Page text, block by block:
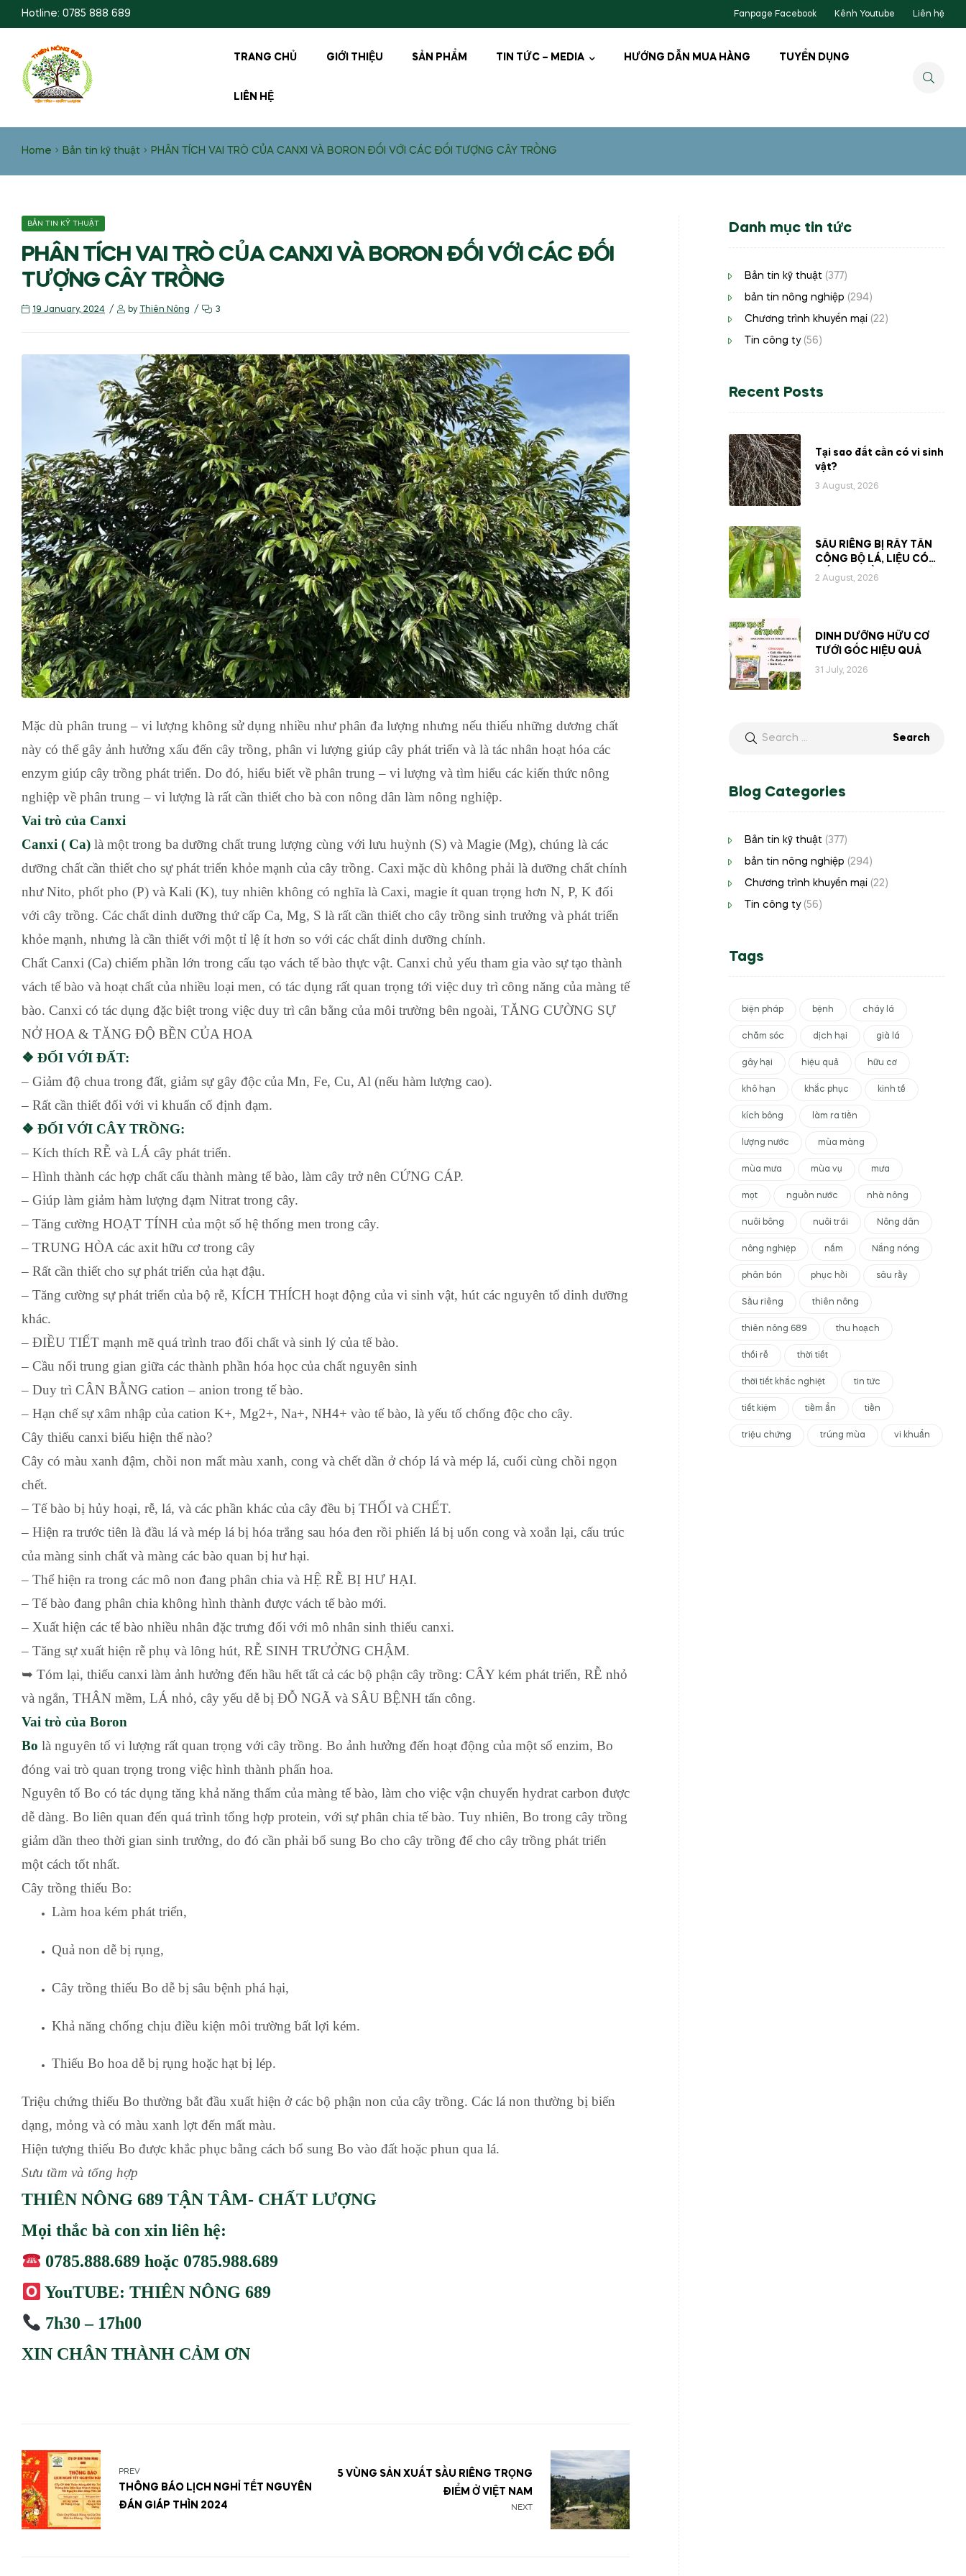
Hotline: 0785 888 689 Fanpage Facebook Kênh Youtube Liên hệ
TRANG CHỦ GIỚI THIỆU SẢN PHẨM TIN TỨC – MEDIA HƯỚNG DẪN MUA HÀNG TUYỂN DỤNG
LIÊN HỆ
Home Bản tin kỹ thuật PHÂN TÍCH VAI TRÒ CỦA CANXI VÀ BORON ĐỐI VỚI CÁC ĐỐI TƯỢNG CÂY TRỒNG
BẢN TIN KỸ THUẬT
PHÂN TÍCH VAI TRÒ CỦA CANXI VÀ BORON ĐỐI VỚI CÁC ĐỐI
TƯỢNG CÂY TRỒNG
19 January, 2024 by Thiên Nông 3
Mặc dù phân trung – vi lượng không sử dụng nhiều như phân đa lượng nhưng nếu thiếu những dương chất
này có thể gây ảnh hưởng xấu đến cây trồng, phân vi lượng giúp cây phát triển và là tác nhân hoạt hóa các
enzym giúp cây trồng phát triển. Do đó, hiểu biết về phân trung – vi lượng và tìm hiểu các kiến thức nông
nghiệp về phân trung – vi lượng là rất cần thiết cho bà con nông dân làm nông nghiệp.
Vai trò của Canxi
Canxi ( Ca) là một trong ba dưỡng chất trung lượng cùng với lưu huỳnh (S) và Magie (Mg), chúng là các
dưỡng chất cần thiết cho sự phát triển khỏe mạnh của cây trồng. Caxi mặc dù không phải là dưỡng chất chính
như Nito, phốt pho (P) và Kali (K), tuy nhiên không có nghĩa là Caxi, magie ít quan trọng hơn N, P, K đối
với cây trồng. Các chất dinh dưỡng thứ cấp Ca, Mg, S là rất cần thiết cho cây trồng sinh trưởng và phát triển
khỏe mạnh, nhưng là cần thiết với một tỉ lệ ít hơn so với các chất dinh dưỡng chính.
Chất Canxi (Ca) chiếm phần lớn trong cấu tạo vách tế bào thực vật. Canxi chủ yếu tham gia vào sự tạo thành
vách tế bào và hoạt chất của nhiều loại men, có tác dụng rất quan trọng tới việc duy trì công năng của màng tế
bào. Canxi có tác dụng đặc biệt trong việc duy trì cân bằng của môi trường bên ngoài, TĂNG CƯỜNG SỰ
NỞ HOA & TĂNG ĐỘ BỀN CỦA HOA
❖ ĐỐI VỚI ĐẤT:
– Giảm độ chua trong đất, giảm sự gây độc của Mn, Fe, Cu, Al (nếu hàm lượng cao).
– Rất cần thiết đối với vi khuẩn cố định đạm.
❖ ĐỐI VỚI CÂY TRỒNG:
– Kích thích RỄ và LÁ cây phát triển.
– Hình thành các hợp chất cấu thành màng tế bào, làm cây trở nên CỨNG CÁP.
– Giúp làm giảm hàm lượng đạm Nitrat trong cây.
– Tăng cường HOẠT TÍNH của một số hệ thống men trong cây.
– TRUNG HÒA các axit hữu cơ trong cây
– Rất cần thiết cho sự phát triển của hạt đậu.
– Tăng cường sự phát triển của bộ rễ, KÍCH THÍCH hoạt động của vi sinh vật, hút các nguyên tố dinh dưỡng
khác.
– ĐIỀU TIẾT mạnh mẽ quá trình trao đổi chất và sinh lý của tế bào.
– Cầu nối trung gian giữa các thành phần hóa học của chất nguyên sinh
– Duy trì CÂN BẰNG cation – anion trong tế bào.
– Hạn chế sự xâm nhập của cation K+, Mg2+, Na+, NH4+ vào tế bào, là yếu tố chống độc cho cây.
Cây thiếu canxi biểu hiện thế nào?
Cây có màu xanh đậm, chồi non mất màu xanh, cong và chết dần ở chóp lá và mép lá, cuối cùng chồi ngọn
chết.
– Tế bào bị hủy hoại, rễ, lá, và các phần khác của cây đều bị THỐI và CHẾT.
– Hiện ra trước tiên là đầu lá và mép lá bị hóa trắng sau hóa đen rồi phiến lá bị uốn cong và xoắn lại, cấu trúc
của màng sinh chất và màng các bào quan bị hư hại.
– Thể hiện ra trong các mô non đang phân chia và HỆ RỄ BỊ HƯ HẠI.
– Tế bào đang phân chia không hình thành được vách tế bào mới.
– Xuất hiện các tế bào nhiều nhân đặc trưng đối với mô nhân sinh thiếu canxi.
– Tăng sự xuất hiện rễ phụ và lông hút, RỄ SINH TRƯỞNG CHẬM.
➥ Tóm lại, thiếu canxi làm ảnh hưởng đến hầu hết tất cả các bộ phận cây trồng: CÂY kém phát triển, RỄ nhỏ
và ngắn, THÂN mềm, LÁ nhỏ, cây yếu dễ bị ĐỖ NGÃ và SÂU BỆNH tấn công.
Vai trò của Boron
Bo là nguyên tố vi lượng rất quan trọng với cây trồng. Bo ảnh hưởng đến hoạt động của một số enzim, Bo
đóng vai trò quan trọng trong việc hình thành phấn hoa.
Nguyên tố Bo có tác dụng tăng khả năng thấm của màng tế bào, làm cho việc vận chuyển hydrat carbon được
dễ dàng. Bo liên quan đến quá trình tổng hợp protein, với sự phân chia tế bào. Tuy nhiên, Bo trong cây trồng
giảm dần theo thời gian sinh trưởng, do đó cần phải bổ sung Bo cho cây trồng để cho cây trồng phát triển
một cách tốt nhất.
Cây trồng thiếu Bo:
Làm hoa kém phát triển,
Quả non dễ bị rụng,
Cây trồng thiếu Bo dễ bị sâu bệnh phá hại,
Khả năng chống chịu điều kiện môi trường bất lợi kém.
Thiếu Bo hoa dễ bị rụng hoặc hạt bị lép.
Triệu chứng thiếu Bo thường bắt đầu xuất hiện ở các bộ phận non của cây trồng. Các lá non thường bị biến
dạng, mỏng và có màu xanh lợt đến mất màu.
Hiện tượng thiếu Bo được khắc phục bằng cách bổ sung Bo vào đất hoặc phun qua lá.
Sưu tầm và tổng hợp
THIÊN NÔNG 689 TẬN TÂM- CHẤT LƯỢNG
Mọi thắc bà con xin liên hệ:
0785.888.689 hoặc 0785.988.689
YouTUBE: THIÊN NÔNG 689
7h30 – 17h00
XIN CHÂN THÀNH CẢM ƠN
PREV
THÔNG BÁO LỊCH NGHỈ TẾT NGUYÊN
ĐÁN GIÁP THÌN 2024
NEXT
5 VÙNG SẢN XUẤT SẦU RIÊNG TRỌNG
ĐIỂM Ở VIỆT NAM
Danh mục tin tức
Bản tin kỹ thuật (377)
bản tin nông nghiệp (294)
Chương trình khuyến mại (22)
Tin công ty(56)
Recent Posts
Tại sao đất cần có vi sinh
vật?
3 August, 2026
SẦU RIÊNG BỊ RẦY TẤN
CÔNG BỘ LÁ, LIỆU CÓ
MẤT ĐI PHẦN NHỰA BÊN
2 August, 2026
DINH DƯỠNG HỮU CƠ
TƯỚI GỐC HIỆU QUẢ
31 July, 2026
Blog Categories
Bản tin kỹ thuật (377)
bản tin nông nghiệp (294)
Chương trình khuyến mại (22)
Tin công ty(56)
Tags
biện pháp bệnh cháy lá
chăm sóc dịch hại già lá
gây hại hiệu quả hữu cơ
khô hạn khắc phục kinh tế
kích bông làm ra tiền
lượng nước mùa màng
mùa mưa mùa vụ mưa
mọt nguồn nước nhà nông
nuôi bông nuôi trái Nông dân
nông nghiệp nấm Nắng nóng
phân bón phục hồi sâu rầy
Sầu riêng thiên nông
thiên nông 689 thu hoạch
thối rễ thời tiết
thời tiết khắc nghiệt tin tức
tiết kiệm tiềm ẩn tiền
triệu chứng trúng mùa vi khuẩn